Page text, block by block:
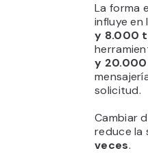
La forma
influye
y 8.000
y
solicitud.
Cambiar
reduce
veces.